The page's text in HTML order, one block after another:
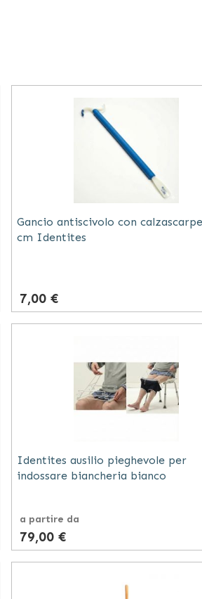
quotidianità da parte
Gancio antiscivolo con
cm Identites
7,00 €
Identites ausilio pieghevole per
indossare biancheria bianco
a partire da
79,00 €